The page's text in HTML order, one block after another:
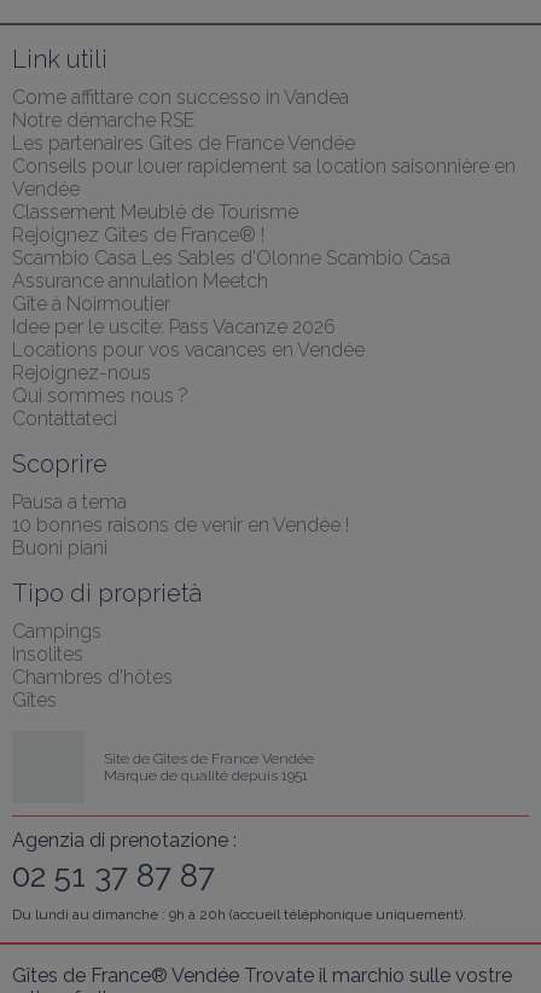
Link utili
Come affittare con successo in Vandea
Notre démarche RSE
Les partenaires Gites de France Vendée
Conseils pour louer rapidement sa location saisonnière en
Vendée
Classement Meublé de Tourisme
Rejoignez Gîtes de France® !
Scambio Casa Les Sables d'Olonne Scambio Casa
Assurance annulation Meetch
Gîte à Noirmoutier
Idee per le uscite: Pass Vacanze 2026
Locations pour vos vacances en Vendée
Rejoignez-nous
Qui sommes nous ?
Contattateci
Scoprire
Pausa a tema
10 bonnes raisons de venir en Vendée !
Buoni piani
Tipo di proprietà
Campings
Insolites
Chambres d'hôtes
Gîtes
Site de Gîtes de France Vendée
Marque de qualité depuis 1951
Agenzia di prenotazione :
02 51 37 87 87
Du lundi au dimanche : 9h à 20h (accueil téléphonique uniquement).
Gîtes de France® Vendée Trovate il marchio sulle vostre